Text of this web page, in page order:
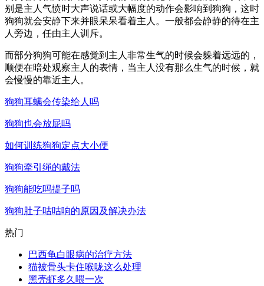
别是主人气愤时大声说话或大幅度的动作会影响到狗狗，这时
狗狗就会安静下来并眼呆呆看着主人。一般都会静静的待在主
人旁边，任由主人训斥。
而部分狗狗可能在感觉到主人非常生气的时候会躲着远远的，
顺便在暗处观察主人的表情，当主人没有那么生气的时候，就
会慢慢的靠近主人。
狗狗耳螨会传染给人吗
狗狗也会放屁吗
如何训练狗狗定点大小便
狗狗牵引绳的戴法
狗狗能吃吗提子吗
狗狗肚子咕咕响的原因及解决办法
热门
巴西龟白眼病的治疗方法
猫被骨头卡住喉咙这么处理
黑壳虾多久喂一次